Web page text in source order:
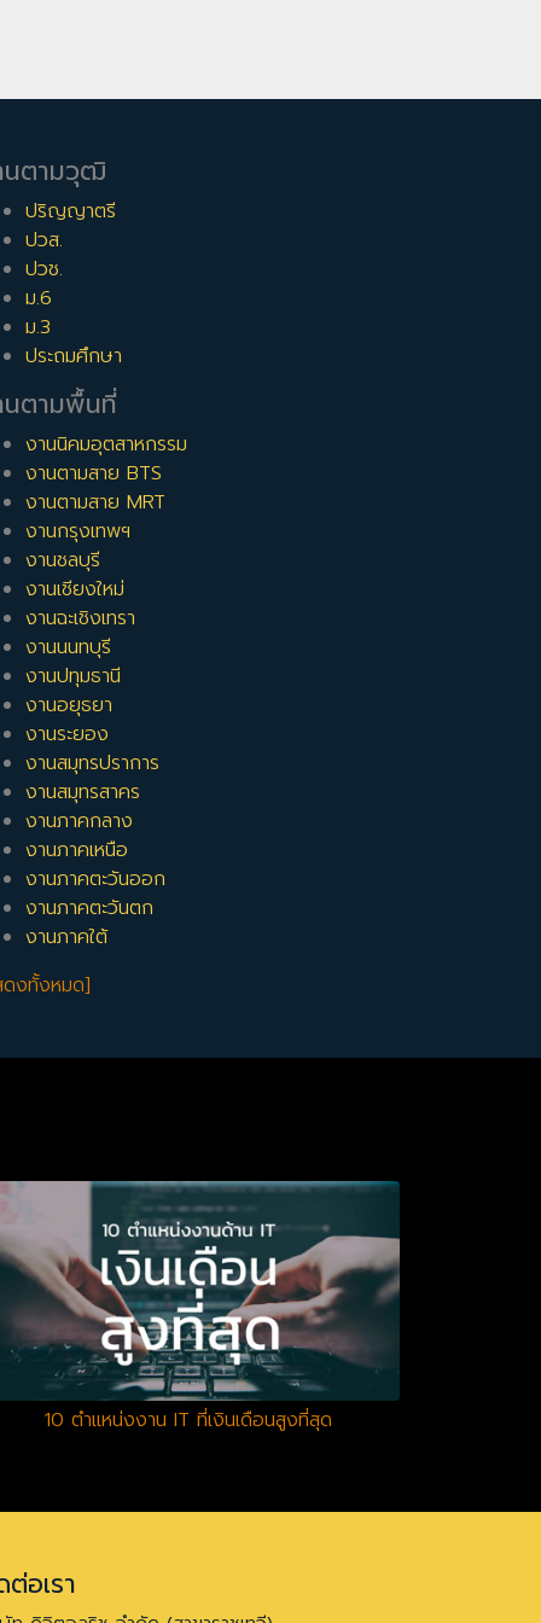
นตามวุฒิ
ปริญญาตรี
ปวส.
ปวช.
ม.6
ม.3
ประถมศึกษา
นตามพื้นที่
งานนิคมอุตสาหกรรม
งานตามสาย BTS
งานตามสาย MRT
งานกรุงเทพฯ
งานชลบุรี
งานเชียงใหม่
งานฉะเชิงเทรา
งานนนทบุรี
งานปทุมธานี
งานอยุธยา
งานระยอง
งานสมุทรปราการ
งานสมุทรสาคร
งานภาคกลาง
งานภาคเหนือ
งานภาคตะวันออก
งานภาคตะวันตก
งานภาคใต้
งทั้งหมด]
10 ตำแหน่งงาน IT ที่เงินเดือนสูงที่สุด
อเรา